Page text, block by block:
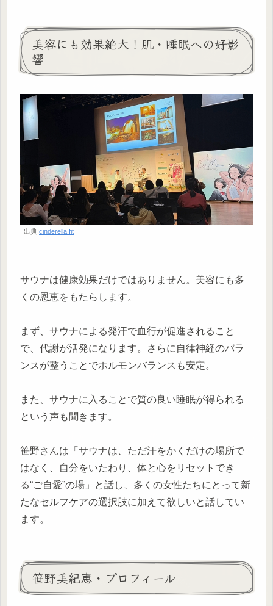
美容にも効果絶大！肌・睡眠への好影
響
出典:cinderella fit
サウナは健康効果だけではありません。美容にも多
くの恩恵をもたらします。
まず、サウナによる発汗で血行が促進されること
で、代謝が活発になります。さらに自律神経のバラ
ンスが整うことでホルモンバランスも安定。
また、サウナに入ることで質の良い睡眠が得られる
という声も聞きます。
笹野さんは「サウナは、ただ汗をかくだけの場所で
はなく、自分をいたわり、体と心をリセットでき
る“ご自愛”の場」と話し、多くの女性たちにとって新
たなセルフケアの選択肢に加えて欲しいと話してい
ます。
笹野美紀恵・プロフィール